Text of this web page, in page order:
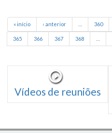
« início ‹ anterior 360
365 366 367 368
Vídeos de reuniões